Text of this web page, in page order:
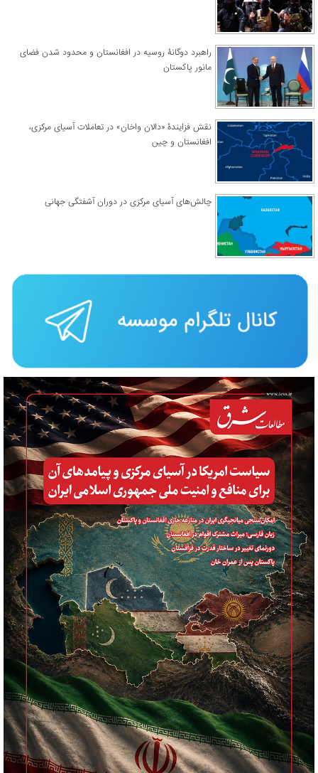
راهبرد دوگانۀ روسیه در افغانستان و محدود شدن فضای
مانور پاکستان
نقش فزایندۀ «دالان واخان» در تعاملات آسیای مرکزی،
افغانستان و چین
چالش‌های آسیای مرکزی در دوران آشفتگی جهانی